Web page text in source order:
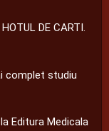
DE CARTI.
complet studiu
Editura Medicala